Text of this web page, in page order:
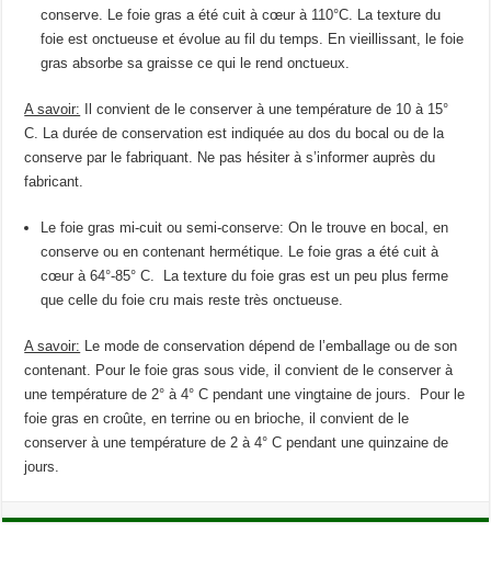
conserve. Le foie gras a été cuit à cœur à 110°C. La texture du
foie est onctueuse et évolue au fil du temps. En vieillissant, le foie
gras absorbe sa graisse ce qui le rend onctueux.
A savoir: Il convient de le conserver à une température de 10 à 15°
C. La durée de conservation est indiquée au dos du bocal ou de la
conserve par le fabriquant. Ne pas hésiter à s’informer auprès du
fabricant.
Le foie gras mi-cuit ou semi-conserve: On le trouve en bocal, en
conserve ou en contenant hermétique. Le foie gras a été cuit à
cœur à 64°-85° C. La texture du foie gras est un peu plus ferme
que celle du foie cru mais reste très onctueuse.
A savoir: Le mode de conservation dépend de l’emballage ou de son
contenant. Pour le foie gras sous vide, il convient de le conserver à
une température de 2° à 4° C pendant une vingtaine de jours. Pour le
foie gras en croûte, en terrine ou en brioche, il convient de le
conserver à une température de 2 à 4° C pendant une quinzaine de
jours.